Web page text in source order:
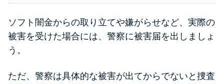
ソフト闇金からの取り立てや嫌がらせなど、実際の
被害を受けた場合には、警察に被害届を出しましょ
う。
ただ、警察は具体的な被害が出てからでないと捜査